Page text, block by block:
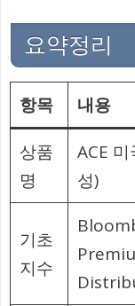
요약정리
항목 내용
상품
명
ACE
성)
기초
지수